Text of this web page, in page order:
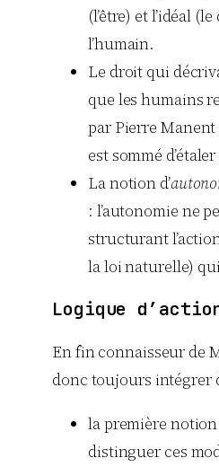
(l’être) et l’idéal
l’humain.
Le droit qui
que les humains
par Pierre
est sommé
La notion d’
: l’autonomie ne
structurant
la loi naturelle)
Logique
En fin connaisseur de
donc toujours intégrer
la première notion
distinguer ces